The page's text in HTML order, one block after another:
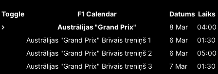
Toggle F1 Calendar Datums Laiks
Austrālijas "Grand Prix"
8 Mar
04:00
Austrālijas "Grand Prix" Brīvais treniņš 1 6 Mar
01:30
Austrālijas "Grand Prix" Brīvais treniņš 2 6 Mar
05:00
Austrālijas "Grand Prix" Brīvais treniņš 3 7 Mar
01:30